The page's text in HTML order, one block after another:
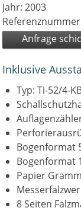
Jahr: 2003
Anfrage
Inklusive
Typ: Ti-52/4-
Bogenformat
Bogenformat
Papier
8 Seiten